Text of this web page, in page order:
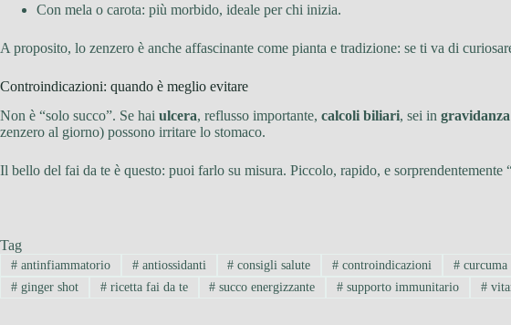
Con mela o carota: più morbido, ideale per chi inizia.
A proposito, lo zenzero è anche affascinante come pianta e tradizione: se ti va di
Controindicazioni: quando è meglio evitare
Non è “solo succo”. Se hai ulcera, reflusso importante, calcoli biliari, sei in
zenzero al giorno) possono irritare lo stomaco.
Il bello del fai da te è questo: puoi farlo su misura. Piccolo, rapido, e sorprendentemente
Tag
#antinfiammatorio #antiossidanti # consigli salute # controindicazioni # curcuma
#ginger shot #ricetta fai da te # succo energizzante # supporto immunitario #